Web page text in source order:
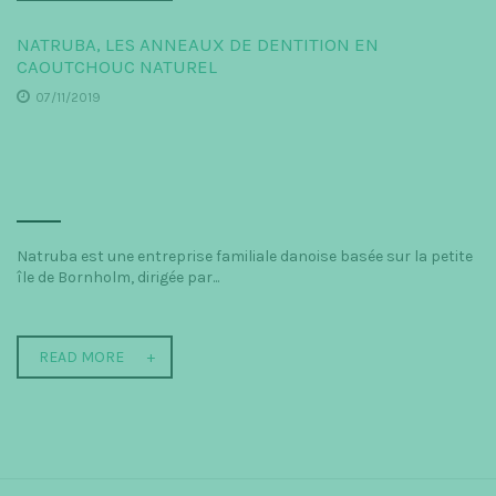
NATRUBA, LES ANNEAUX DE DENTITION EN
CAOUTCHOUC NATUREL
07/11/2019
Natruba est une entreprise familiale danoise basée sur la petite
île de Bornholm, dirigée par...
READ MORE